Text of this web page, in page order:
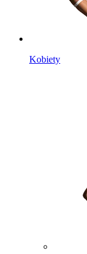
Kobiety